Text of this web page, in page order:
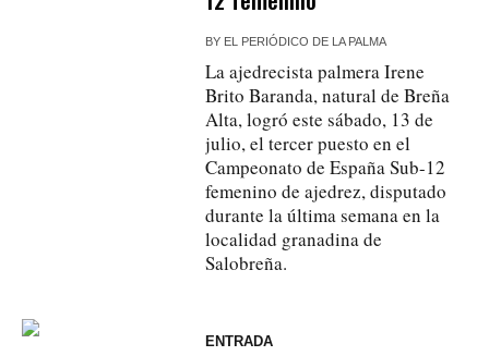
BY EL PERIÓDICO DE LA PALMA
La ajedrecista palmera Irene
Brito Baranda, natural de Breña
Alta, logró este sábado, 13 de
julio, el tercer puesto en el
Campeonato de España Sub-12
femenino de ajedrez, disputado
durante la última semana en la
localidad granadina de
Salobreña.
ENTRADA